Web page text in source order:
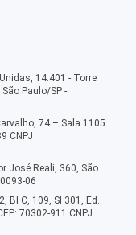
14.401 - Torre
Paulo/SP -
74 – Sala 1105
CNPJ
José Reali, 360, São
06
Bl C, 109, Sl 301, Ed.
70302-911 CNPJ